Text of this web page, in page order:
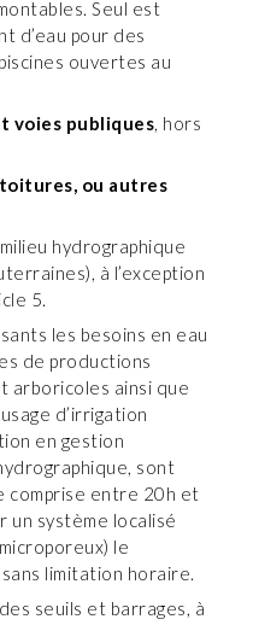
Seul est
d’eau pour des
ouvertes au
voies publiques, hors
ou autres
hydrographique
à l’exception
5.
les besoins en eau
de productions
arboricoles ainsi que
d’irrigation
en gestion
sont
comprise entre 20h et
un système localisé
le
limitation horaire.
seuils et barrages, à